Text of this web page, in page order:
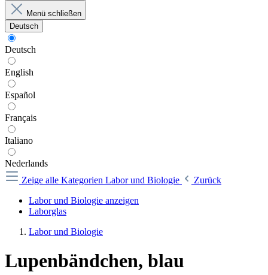
Menü schließen
Deutsch
Deutsch
English
Español
Français
Italiano
Nederlands
Zeige alle Kategorien Labor und Biologie
Zurück
Labor und Biologie anzeigen
Laborglas
Labor und Biologie
Lupenbändchen, blau